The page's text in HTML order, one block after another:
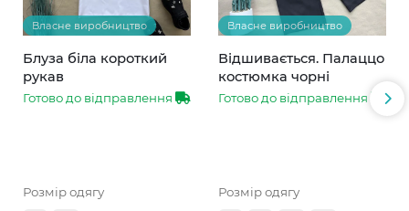
Власне виробництво
Блуза біла короткий
рукав
Готово до відправлення
Розмір одягу
Власне виробництво
Відшивається. Палаццо
костюмка чорні
Готово до відправлення
Розмір одягу